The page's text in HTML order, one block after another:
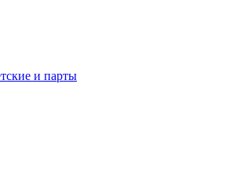
и парты